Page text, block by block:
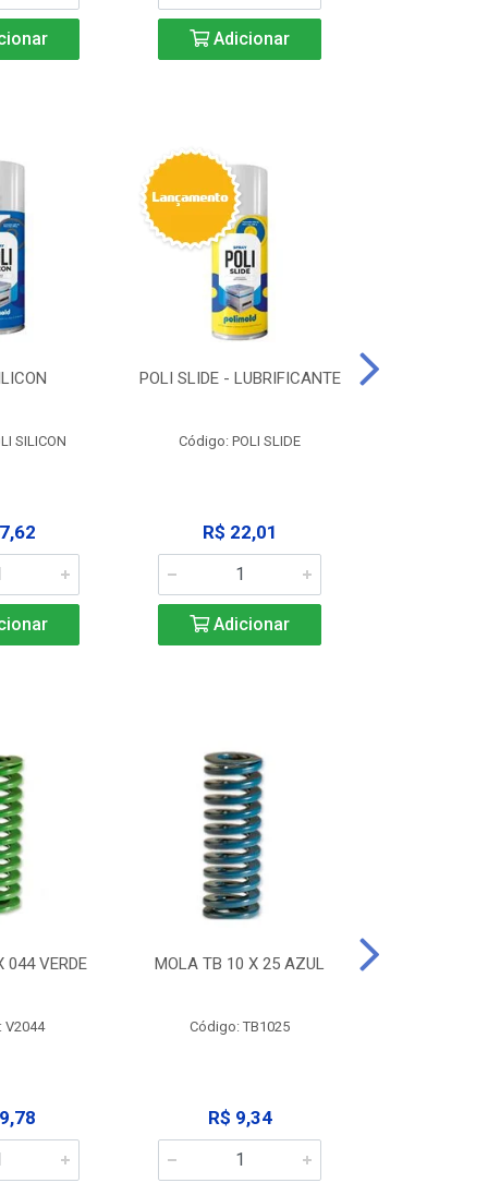
Adicionar
SILICON
POLI SLIDE - LUBRIFICANTE
Código: POLI SLIDE
R$ 22,01
Adicionar
044 VERDE
V2044
MOLA TB 10 X 25 AZUL
Código: TB1025
R$ 9,34